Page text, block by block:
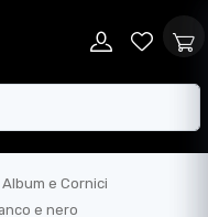
e Cornici
e nero